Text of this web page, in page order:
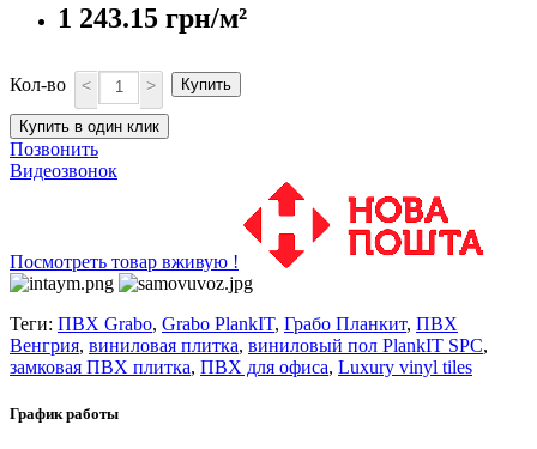
1 243.15 грн/м²
Кол-во < > Купить
Купить в один клик
Позвонить
Видеозвонок
Посмотреть товар вживую !
Теги: ПВХ Grabo, Grabo PlankIT, Грабо Планкит, ПВХ
Венгрия, виниловая плитка, виниловый пол PlankIT SPC,
замковая ПВХ плитка, ПВХ для офиса, Luxury vinyl tiles
График работы